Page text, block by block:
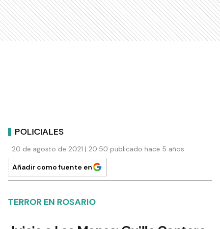
POLICIALES
20 de agosto de 2021 | 20:50 publicado hace 5 años
Añadir como fuente en
TERROR EN ROSARIO